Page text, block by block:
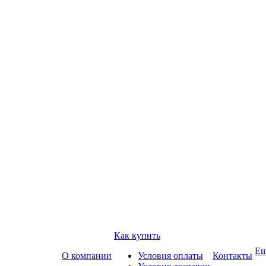
О компании
Как купить
Условия оплаты
Контакты